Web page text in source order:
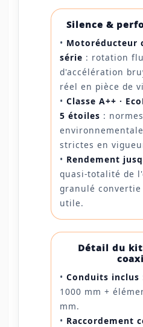
Silence &
• Motoréducteur
série : rotation
d'accélération
réel en pièce de
• Classe A++ ·
5 étoiles : normes
strictes en
• Rendement
quasi-totalité de
granulé
utile.
Détail du
• Conduits inclus
1000 mm +
mm.
• Raccordement